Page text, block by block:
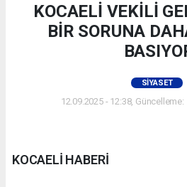
KOCAELİ VEKİLİ
BİR SORUNA
SIYASET
12.09.2025 - 12:38, Güncelleme:
KOCAELİ HABERİ